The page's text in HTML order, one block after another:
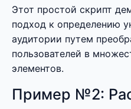
Этот простой скрипт
подход к определению
аудитории путем
пользователей в
элементов.
Пример №2: